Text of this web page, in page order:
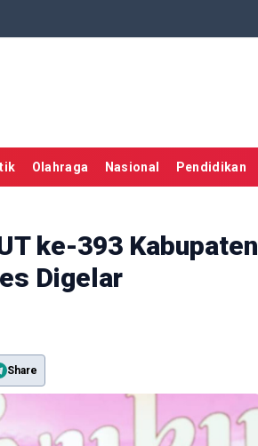
Olahraga Nasional Pendidikan
ke-393 Kabupaten
Digelar
Share